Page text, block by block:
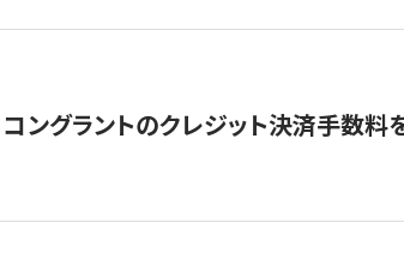
コングラントのクレジット決済手数料